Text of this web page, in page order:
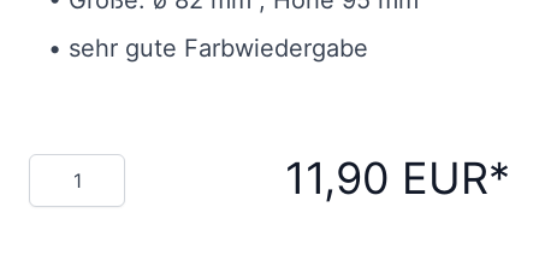
• sehr gute Farbwiedergabe
Menge 11,90 EUR